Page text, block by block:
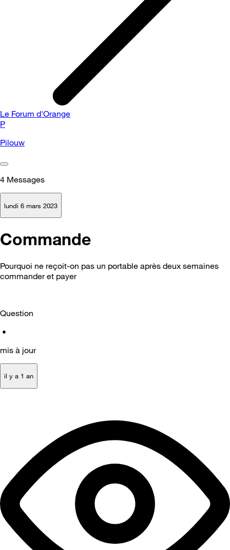
Le Forum d'Orange
P
Pilouw
4 Messages
lundi 6 mars 2023
Commande
Pourquoi ne reçoit-on pas un portable après deux semaines
commander et payer
Question
•
mis à jour
il y a 1 an